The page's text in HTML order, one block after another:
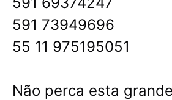
591 73949696
55 11 975195051
Não perca esta grande